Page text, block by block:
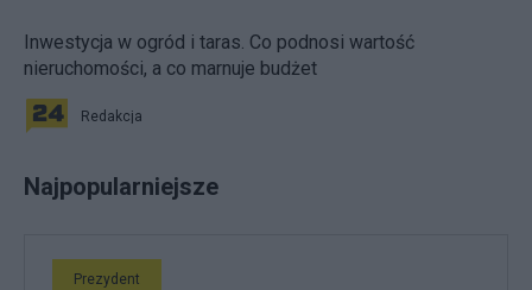
Inwestycja w ogród i taras. Co podnosi wartość
nieruchomości, a co marnuje budżet
Redakcja
Najpopularniejsze
Prezydent